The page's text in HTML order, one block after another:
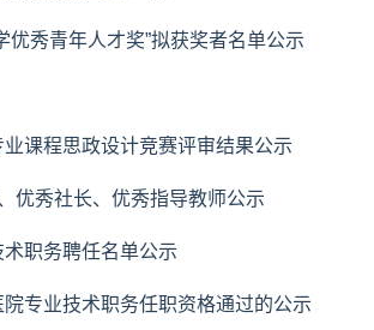
优秀青年人才奖”拟获奖者名单公示
课程思政设计竞赛评审结果公示
优秀社长、优秀指导教师公示
职务聘任名单公示
专业技术职务任职资格通过的公示